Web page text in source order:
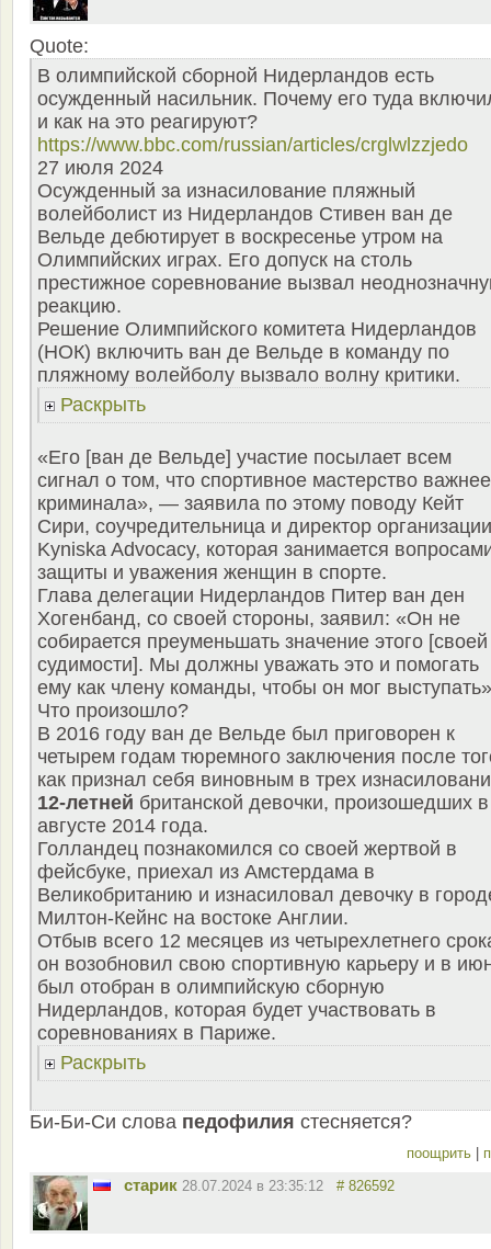
Quote:
В олимпийской сборной Нидерландов есть
осужденный насильник. Почему его туда
и как на это реагируют?
https://www.bbc.com/russian/articles/crglwlzzjedo
27 июля 2024
Осужденный за изнасилование пляжный
волейболист из Нидерландов Стивен ван де
Вельде дебютирует в воскресенье утром на
Олимпийских играх. Его допуск на столь
престижное соревнование вызвал
реакцию.
Решение Олимпийского комитета Нидерландов
(НОК) включить ван де Вельде в команду по
пляжному волейболу вызвало волну критики.
Раскрыть
«Его [ван де Вельде] участие посылает всем
сигнал о том, что спортивное мастерство важнее
криминала», — заявила по этому поводу Кейт
Сири, соучредительница и директор организации
Kyniska Advocacy, которая занимается
защиты и уважения женщин в спорте.
Глава делегации Нидерландов Питер ван ден
Хогенбанд, со своей стороны, заявил: «Он не
собирается преуменьшать значение этого [своей
судимости]. Мы должны уважать это и помогать
ему как члену команды, чтобы он мог
Что произошло?
В 2016 году ван де Вельде был приговорен к
четырем годам тюремного заключения после
как признал себя виновным в трех
12-летней британской девочки, произошедших в
августе 2014 года.
Голландец познакомился со своей жертвой в
фейсбуке, приехал из Амстердама в
Великобританию и изнасиловал девочку в
Милтон-Кейнс на востоке Англии.
Отбыв всего 12 месяцев из четырехлетнего
он возобновил свою спортивную карьеру и в
был отобран в олимпийскую сборную
Нидерландов, которая будет участвовать в
соревнованиях в Париже.
Раскрыть
Би-Би-Си слова педофилия стесняется?
поощрить |
старик 28.07.2024 в 23:35:12 # 826592